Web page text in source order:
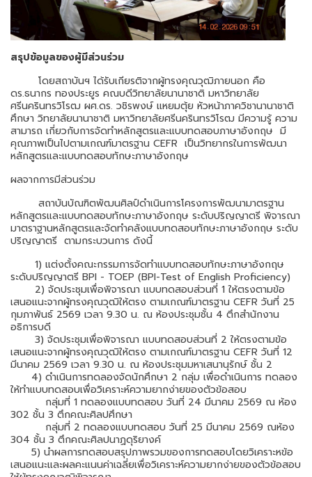
สรุปข้อมูลของผู้มีส่วนร่วม
โดยสถาบันฯ ได้รับเกียรติจากผู้ทรงคุณวุฒิภายนอก คือ
ดร.ธนากร ทองประยูร คณบดีวิทยาลัยนานาชาติ มหาวิทยาลัย
ศรีนครินทรวิโรฒ ผศ.ดร. วชิรพงษ์ แหยมตุ้ย หัวหน้าภาควิชานานาชาติ
ศึกษา วิทยาลัยนานาชาติ มหาวิทยาลัยศรีนครินทรวิโรฒ มีความรู้ ความ
สามารถ เกี่ยวกับการจัดทำหลักสูตรและแบบทดสอบภาษาอังกฤษ มี
คุณภาพเป็นไปตามเกณฑ์มาตรฐาน CEFR เป็นวิทยากรในการพัฒนา
หลักสูตรและแบบทดสอบทักษะภาษาอังกฤษ
ผลจากการมีส่วนร่วม
สถาบันบัณฑิตพัฒนศิลป์ดำเนินการโครงการพัฒนามาตรฐาน
หลักสูตรและแบบทดสอบทักษะภาษาอังกฤษ ระดับปริญญาตรี พิจารณา
มาตราฐานหลักสูตรและจัดทำคลังแบบทดสอบทักษะภาษาอังกฤษ ระดับ
ปริญญาตรี ตามกระบวนการ ดังนี้
1) แต่งตั้งคณะกรรมการจัดทำแบบทดสอบทักษะภาษาอังกฤษ
ระดับปริญญาตรี BPI - TOEP (BPI-Test of English Proficiency)
2) จัดประชุมเพื่อพิจารณา แบบทดสอบส่วนที่ 1 ให้ตรงตามข้อ
เสนอแนะจากผู้ทรงคุณวุฒิให้ตรง ตามเกณฑ์มาตรฐาน CEFR วันที่ 25
กุมภาพันธ์ 2569 เวลา 9.30 น. ณ ห้องประชุมชั้น 4 ตึกสำนักงาน
อธิการบดี
3) จัดประชุมเพื่อพิจารณา แบบทดสอบส่วนที่ 2 ให้ตรงตามข้อ
เสนอแนะจากผู้ทรงคุณวุฒิให้ตรง ตามเกณฑ์มาตรฐาน CEFR วันที่ 12
มีนาคม 2569 เวลา 9.30 น. ณ ห้องประชุมมหาเสนานุรักษ์ ชั้น 2
4) ดำเนินการทดลองจัดนักศึกษา 2 กลุ่ม เพื่อดำเนินการ ทดลอง
ให้ทำแบบทดสอบเพื่อวิเคราะห์ความยากง่ายของตัวข้อสอบ
กลุ่มที่ 1 ทดลองแบบทดสอบ วันที่ 24 มีนาคม 2569 ณ ห้อง
302 ชั้น 3 ตึกคณะศิลปศึกษา
กลุ่มที่ 2 ทดลองแบบทดสอบ วันที่ 25 มีนาคม 2569 ณห้อง
304 ชั้น 3 ตึกคณะศิลปนาฏดุริยางค์
5) นำผลการทดสอบสรุปภาพรวมของการทดสอบโดยวิเคราะหข้อ
เสนอแนะและผลคะแนนค่าเฉลี่ยเพื่อวิเคราะห์ความยากง่ายของตัวข้อสอบ